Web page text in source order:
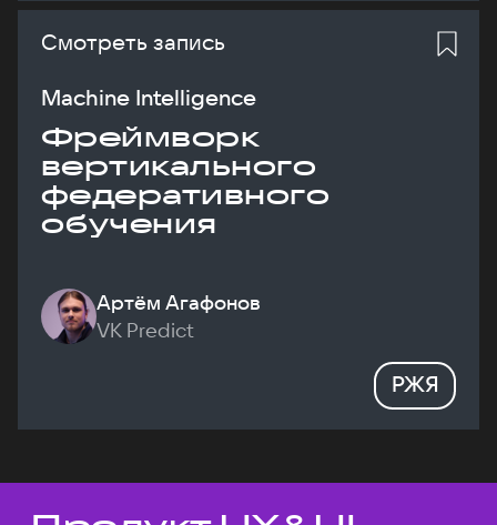
Смотреть запись
Machine Intelligence
Фреймворк
вертикального
федеративного
обучения
Артём Агафонов
VK Predict
РЖЯ